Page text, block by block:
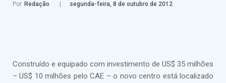
Por Redação segunda-feira, 8 de outubro de 2012
Construído e equipado com investimento de US$ 35 milhões
– US$ 10 milhões pelo CAE – o novo centro está localizado